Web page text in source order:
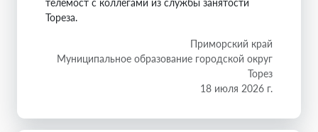
телемост с коллегами из службы занятости
Тореза.
Приморский край
Муниципальное образование городской округ
Торез
18 июля 2026 г.